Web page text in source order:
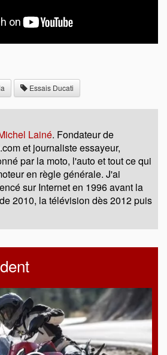
Essais Ducati
Lainé. Fondateur de
et journaliste essayeur,
par la moto, l'auto et tout ce qui
en règle générale. J'ai
sur Internet en 1996 avant la
2010, la télévision dès 2012 puis